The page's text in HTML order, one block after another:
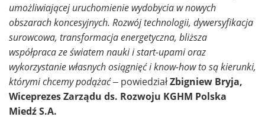
umożliwiającej uruchomienie wydobycia w nowych
obszarach koncesyjnych. Rozwój technologii, dywersyfikacja
surowcowa, transformacja energetyczna, bliższa
współpraca ze światem nauki i start-upami oraz
wykorzystanie własnych osiągnięć i know-how to są kierunki,
którymi chcemy podążać– powiedziałZbigniew Bryja,
Wiceprezes Zarządu ds. Rozwoju KGHM Polska
Miedź S.A.